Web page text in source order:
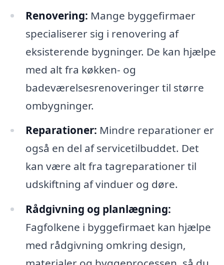
Renovering: Mange byggefirmaer
specialiserer sig i renovering af
eksisterende bygninger. De kan hjælpe
med alt fra køkken- og
badeværelsesrenoveringer til større
ombygninger.
Reparationer: Mindre reparationer er
også en del af servicetilbuddet. Det
kan være alt fra tagreparationer til
udskiftning af vinduer og døre.
Rådgivning og planlægning:
Fagfolkene i byggefirmaet kan hjælpe
med rådgivning omkring design,